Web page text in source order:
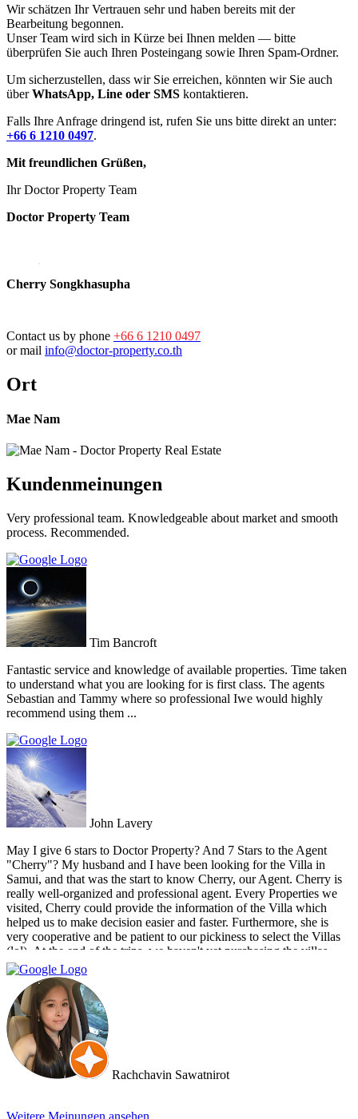
Wir schätzen Ihr Vertrauen sehr und haben bereits mit der
Bearbeitung begonnen.
Unser Team wird sich in Kürze bei Ihnen melden — bitte
überprüfen Sie auch Ihren Posteingang sowie Ihren Spam-Ordner.
Um sicherzustellen, dass wir Sie erreichen, könnten wir Sie auch
überWhatsApp, Line oder SMS kontaktieren.
Falls Ihre Anfrage dringend ist, rufen Sie uns bitte direkt an unter:
+66 6 1210 0497.
Mit freundlichen Grüßen,
Ihr Doctor Property Team
Doctor Property Team
Cherry Songkhasupha
Contact us by phone +66 6 1210 0497
or mail info@doctor-property.co.th
Ort
Mae Nam
Kundenmeinungen
Very professional team. Knowledgeable about market and smooth
process. Recommended.
Tim Bancroft
Fantastic service and knowledge of available properties. Time taken
to understand what you are looking for is first class. The agents
Sebastian and Tammy where so professional Iwe would highly
recommend using them ...
John Lavery
May I give 6 stars to Doctor Property? And 7 Stars to the Agent
"Cherry"? My husband and I have been looking for the Villa in
Samui, and that was the start to know Cherry, our Agent. Cherry is
really well-organized and professional agent. Every Properties we
visited, Cherry could provide the information of the Villa which
helped us to make decision easier and faster. Furthermore, she is
very cooperative and be patient to our pickiness to select the Villas
(lol). At the end of the trips, we haven't yet purchasing the villas
from Cherry and Doctor Property. However, I get to know a new
friend and surely if we have a new plan for new property. Cherry
and Doctor Property will be one of our very first choice to contact.
Bella & Tom
Rachchavin Sawatnirot
Weitere Meinungen ansehen